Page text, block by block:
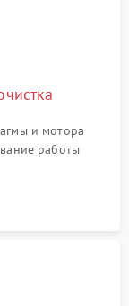
и мотора
работы
элементов
без